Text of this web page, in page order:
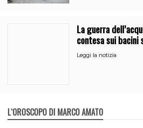
La guerra
contesa sui
e burocrazia
Leggi la notizia
L`OROSCOPO DI MARCO AMATO